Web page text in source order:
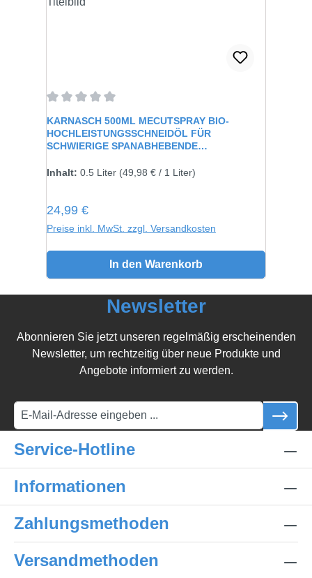
KARNASCH 500ML MECUTSPRAY BIO-
HOCHLEISTUNGSSCHNEIDÖL FÜR
SCHWIERIGE SPANABHEBENDE
Inhalt: 0.5 Liter (49,98 € / 1 Liter)
Regulärer Preis:
24,99 €
Preise inkl. MwSt. zzgl. Versandkosten
In den Warenkorb
Newsletter
Abonnieren Sie jetzt unseren regelmäßig erscheinenden
Newsletter, um rechtzeitig über neue Produkte und
Angebote informiert zu werden.
Service-Hotline
Informationen
Zahlungsmethoden
Versandmethoden